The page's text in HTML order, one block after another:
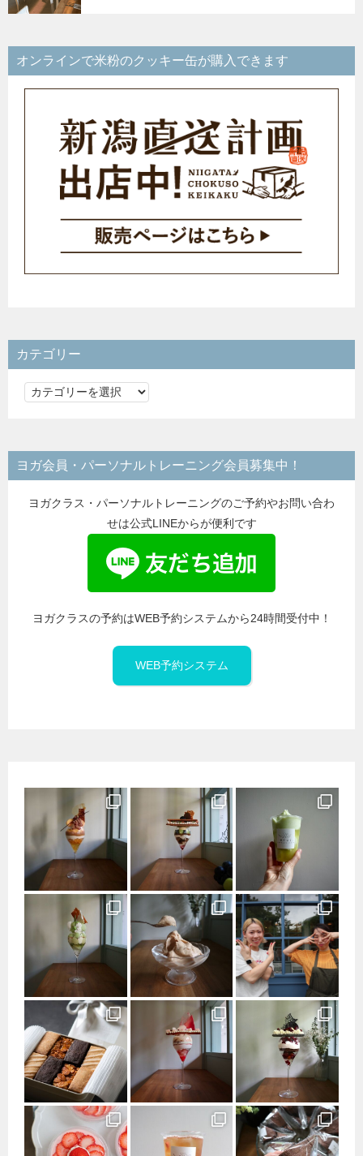
オンラインで米粉のクッキー缶が購入できます
カテゴリー
カ
リ
ー
ヨガ会員・パーソナルトレーニング会員募集中！
ヨガクラス・パーソナルトレーニングのご予約やお問い合わ
せは公式LINEからが便利です
ヨガクラスの予約はWEB予約システムから24時間受付中！
WEB予約システム